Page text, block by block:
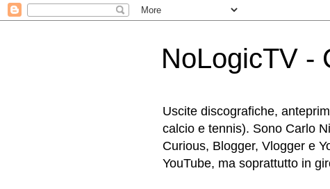
NoLogicTV -
Uscite discografiche,
calcio e tennis). Sono Carlo
Curious, Blogger, Vlogger e
YouTube, ma soprattutto in